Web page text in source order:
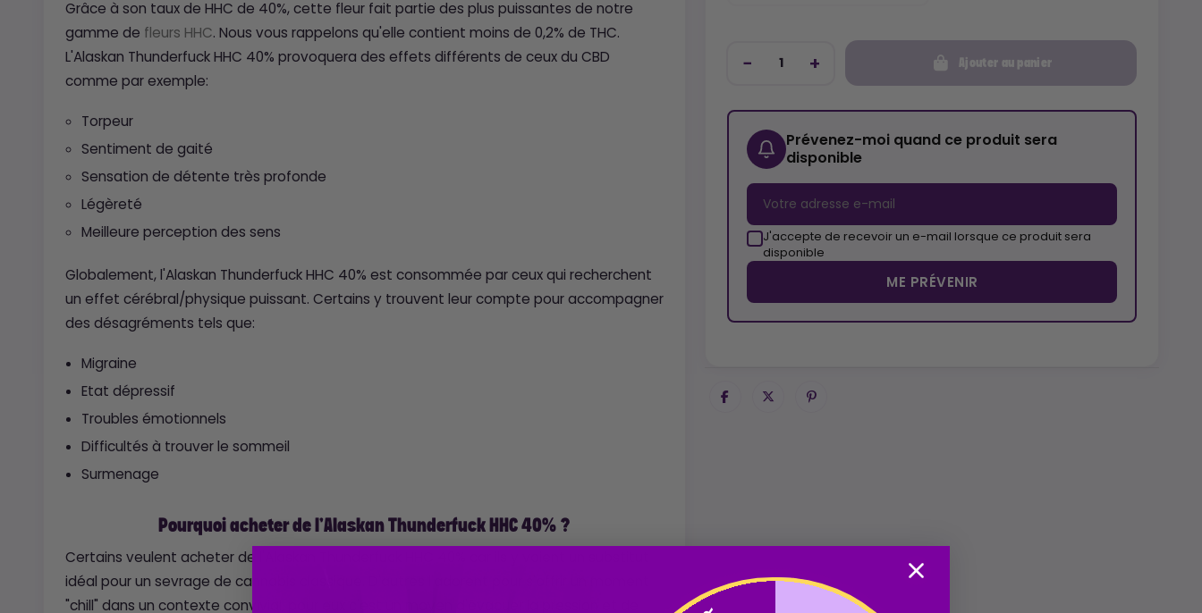
Grâce à son taux de HHC de 40%, cette fleur fait partie des plus puissantes de notre
gamme de fleurs HHC. Nous vous rappelons qu'elle contient moins de 0,2% de THC.
L'Alaskan Thunderfuck HHC 40% provoquera des effets différents de ceux du CBD
comme par exemple:
Torpeur
Sentiment de gaité
Sensation de détente très profonde
Légèreté
Meilleure perception des sens
Globalement, l'Alaskan Thunderfuck HHC 40% est consommée par ceux qui recherchent
un effet cérébral/physique puissant. Certains y trouvent leur compte pour accompagner
des désagréments tels que:
Migraine
Etat dépressif
Troubles émotionnels
Difficultés à trouver le sommeil
Surmenage
Pourquoi acheter de l'Alaskan Thunderfuck HHC 40% ?
Certains veulent acheter de l'Alaskan Thunderfuck HHC 40% car ils y voient un substitut
idéal pour un sevrage de cannabis classique. D'autres l'adorent pour s'offrir un moment
"chill" dans un contexte convivial, pour eux c'est un moyen d'évacuer la pression et de
Ajouter au panier
Prévenez-moi quand ce produit sera
disponible
J'accepte de recevoir un e-mail lorsque ce produit sera
disponible
ME PRÉVENIR